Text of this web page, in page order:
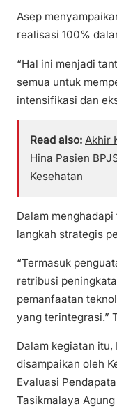
Asep
realisasi 100%
“Hal ini menjadi
semua untuk
intensifikasi dan
Read also: Akhir
Hina Pasien
Kesehatan
Dalam
langkah strategis
“Termasuk
retribusi
pemanfaatan
yang terintegrasi.”
Dalam kegiatan
disampaikan oleh
Evaluasi
Tasikmalaya